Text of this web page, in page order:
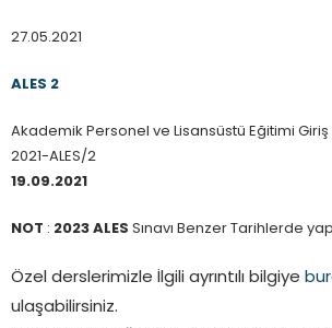
27.05.2021
ALES 2
Akademik Personel ve Lisansüstü Eğitimi Giriş
2021-ALES/2
19.09.2021
NOT : 2023 ALES Sınavı Benzer Tarihlerde
Özel derslerimizle İlgili ayrıntılı bilgiye
ulaşabilirsiniz.